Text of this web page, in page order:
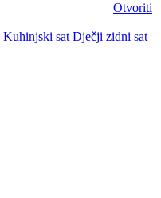
Otvoriti
Kuhinjski sat Dječji zidni sat